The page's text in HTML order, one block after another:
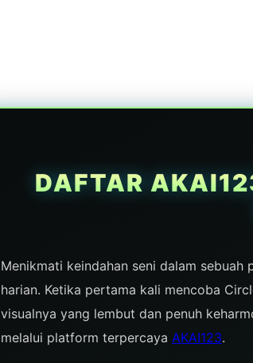
DAFTAR
Menikmati keindahan seni dalam
harian. Ketika pertama kali mencoba
visualnya yang lembut dan penuh
melalui platform terpercaya AKAI123.